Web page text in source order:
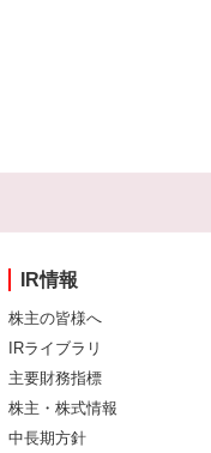
IR情報
株主の皆様へ
IRライブラリ
主要財務指標
株主・株式情報
中長期方針